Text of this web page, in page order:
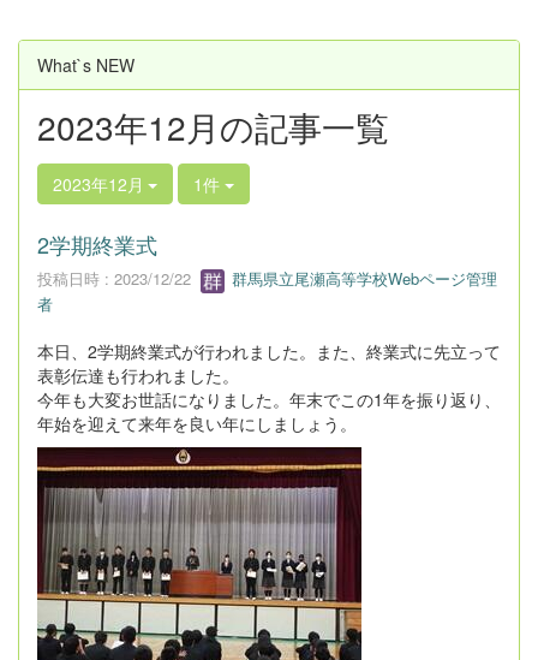
What`s NEW
2023年12月の記事一覧
2023年12月 1件
2学期終業式
投稿日時 : 2023/12/22
群馬県立尾瀬高等学校Webページ管理
者
本日、2学期終業式が行われました。また、終業式に先立って
表彰伝達も行われました。
今年も大変お世話になりました。年末でこの1年を振り返り、
年始を迎えて来年を良い年にしましょう。